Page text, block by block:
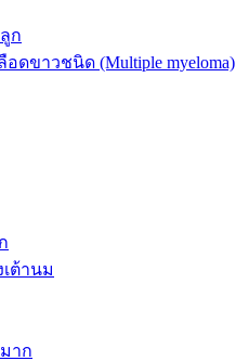
ก
ดขาวชนิด (Multiple myeloma)
ต้านม
าก